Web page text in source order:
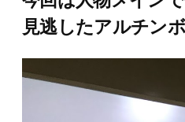
見逃したアルチン